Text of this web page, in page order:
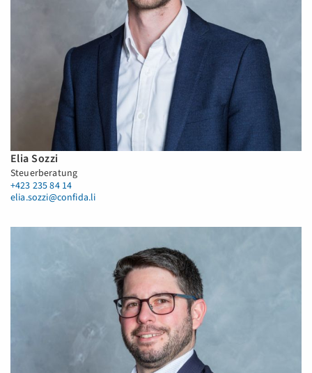
Elia Sozzi
Steuerberatung
+423 235 84 14
elia.sozzi@confida.li